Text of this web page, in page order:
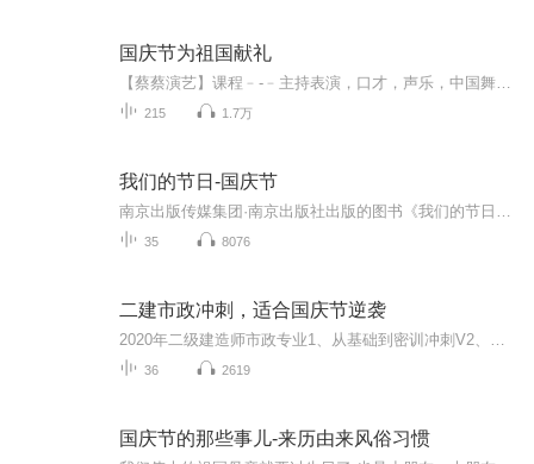
国庆节为祖国献礼
215 1.7万
我们的节日-国庆节
35 8076
二建市政冲刺，适合国庆节逆袭
36 2619
国庆节的那些事儿-来历由来风俗习惯